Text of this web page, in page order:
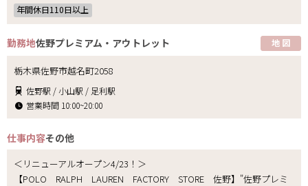
年間休日110日以上
勤務地佐野プレミアム・アウトレット 地 図
栃木県佐野市越名町2058
佐野駅 / 小山駅 / 足利駅
営業時間 10:00~20:00
仕事内容その他
＜リニューアルオープン4/23！＞
【POLO RALPH LAUREN FACTORY STORE 佐野】"佐野プレミ